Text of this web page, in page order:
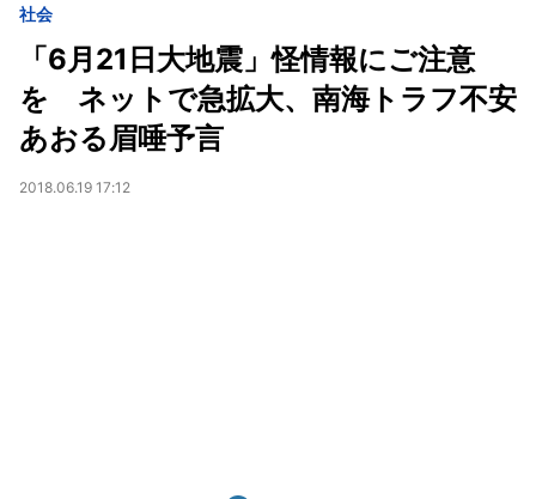
社会
「6月21日大地震」怪情報にご注意
を ネットで急拡大、南海トラフ不安
あおる眉唾予言
2018.06.19 17:12